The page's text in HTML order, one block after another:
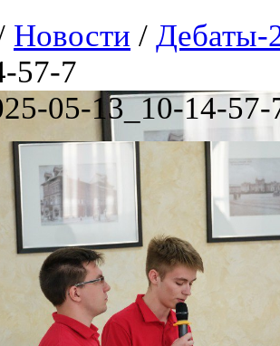
Новости / Дебаты-
57-7
05-13_10-14-57-